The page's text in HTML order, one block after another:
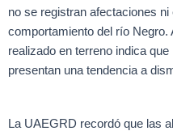
no se registran afectaciones
comportamiento del río
realizado en terreno indica
presentan una tendencia a
La UAEGRD recordó que las